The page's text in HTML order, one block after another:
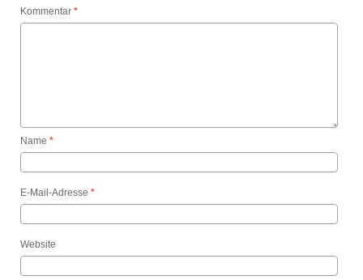
Kommentar *
Name *
E-Mail-Adresse *
Website